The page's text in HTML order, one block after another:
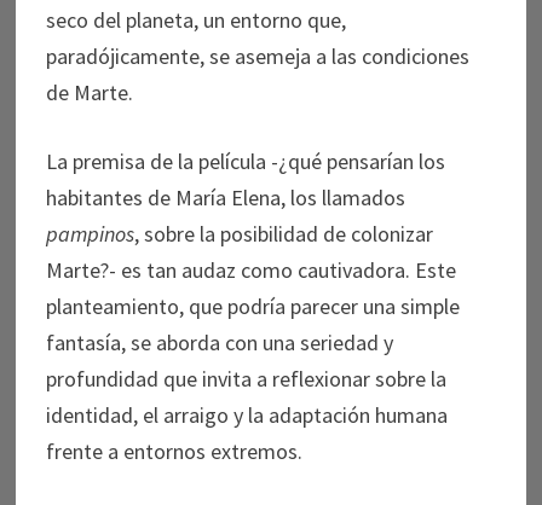
seco del planeta, un entorno que,
paradójicamente, se asemeja a las condiciones
de Marte.
La premisa de la película -¿qué pensarían los
habitantes de María Elena, los llamados
pampinos, sobre la posibilidad de colonizar
Marte?- es tan audaz como cautivadora. Este
planteamiento, que podría parecer una simple
fantasía, se aborda con una seriedad y
profundidad que invita a reflexionar sobre la
identidad, el arraigo y la adaptación humana
frente a entornos extremos.